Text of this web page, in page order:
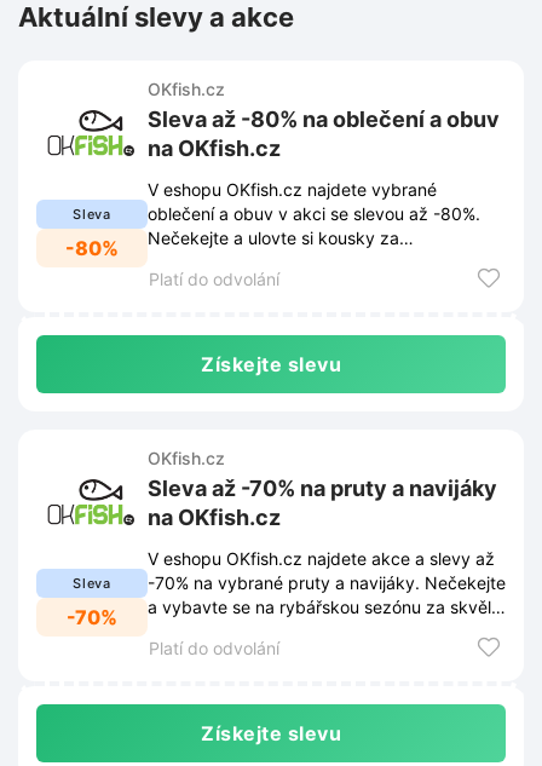
Aktuální slevy a akce
Sleva
-80%
OKfish.cz
Sleva až -80% na oblečení a obuv
na OKfish.cz
V eshopu OKfish.cz najdete vybrané
oblečení a obuv v akci se slevou až -80%.
Nečekejte a ulovte si kousky za
Platí do odvolání
Získejte slevu
Sleva
-70%
OKfish.cz
Sleva až -70% na pruty a navijáky
na OKfish.cz
V eshopu OKfish.cz najdete akce a slevy až
-70% na vybrané pruty a navijáky. Nečekejte
a vybavte se na rybářskou sezónu za skvělé
Platí do odvolání
Získejte slevu